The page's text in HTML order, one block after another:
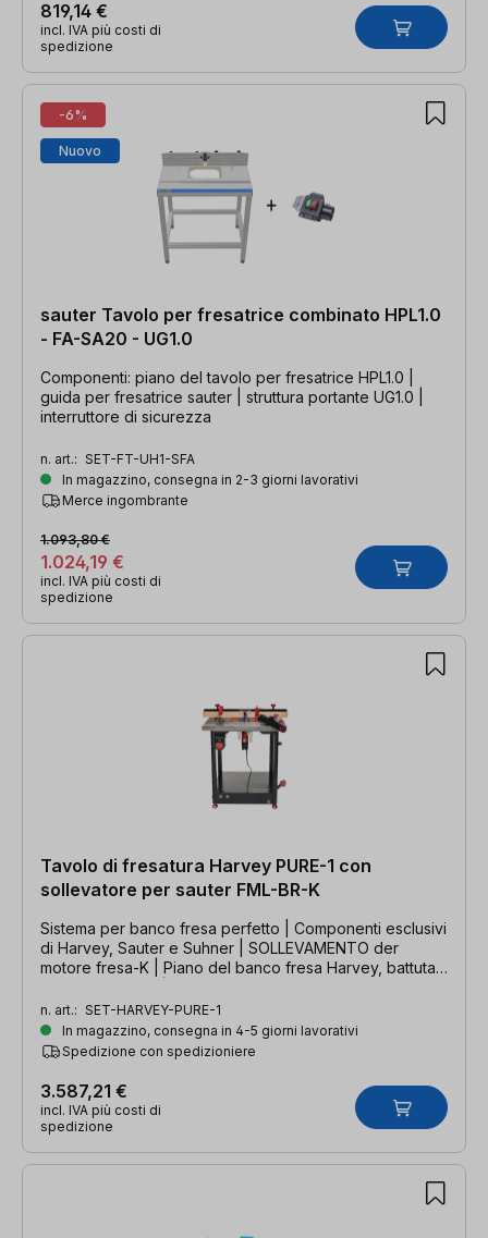
819,14 €
incl. IVA più costi di
spedizione
-6%
Nuovo
sauter Tavolo per fresatrice combinato HPL1.0
- FA-SA20 - UG1.0
Componenti: piano del tavolo per fresatrice HPL1.0 |
guida per fresatrice sauter | struttura portante UG1.0 |
interruttore di sicurezza
n. art.: SET-FT-UH1-SFA
In magazzino, consegna in 2-3 giorni lavorativi
Merce ingombrante
1.024,19 €
1.093,80 €
incl. IVA più costi di
spedizione
Tavolo di fresatura Harvey PURE-1 con
sollevatore per sauter FML-BR-K
Sistema per banco fresa perfetto | Componenti esclusivi
di Harvey, Sauter e Suhner | SOLLEVAMENTO der
motore fresa-K | Piano del banco fresa Harvey, battuta,
n. art.: SET-HARVEY-PURE-1
In magazzino, consegna in 4-5 giorni lavorativi
Spedizione con spedizioniere
3.587,21 €
incl. IVA più costi di
spedizione